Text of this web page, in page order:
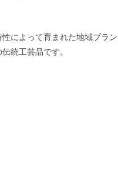
によって育まれた地域ブラ
統工芸品です。